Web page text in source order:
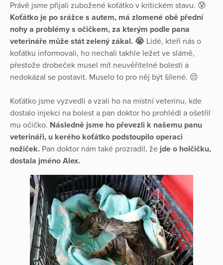
Právě jsme přijali zubožené koťátko v kritickém stavu. 😰
Koťátko je po srážce s autem, má zlomené obě přední
nohy a problémy s očičkem, za kterým podle pana
veterináře může stát zelený zákal. 😭 Lidé, kteří nás o
koťátku informovali, ho nechali takhle ležet ve slámě,
přestože drobeček musel mít neuvěřitelné bolesti a
nedokázal se postavit. Muselo to pro něj být šílené. 😔
Koťátko jsme vyzvedli a vzali ho na místní veterinu, kde
dostalo injekci na bolest a pan doktor ho prohlédl a ošetřil
mu očičko. Následně jsme ho převezli k našemu panu
veterináři, u kerého koťátko podstoupilo operaci
nožiček. Pan doktor nám také prozradil, že jde o holčičku,
dostala jméno Alex.